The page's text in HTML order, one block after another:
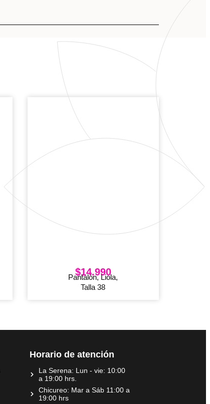
$14.990
Pantalón, Liola,
Talla 38
Horario de atención
La Serena: Lun - vie: 10:00
a 19:00 hrs.
Chicureo: Mar a Sáb 11:00 a
19:00 hrs